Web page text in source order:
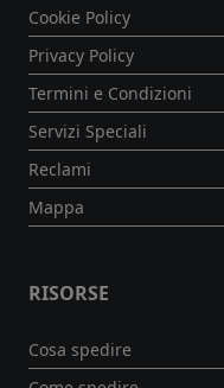
Cookie Policy
Privacy Policy
Termini e Condizioni
Servizi Speciali
Reclami
Mappa
RISORSE
Cosa spedire